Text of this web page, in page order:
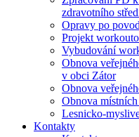
zdravotního
Opravy po
Projekt
Vybudování
Obnova
v obci Zátor
Obnova
Obnova
Lesnicko-
Kontakty